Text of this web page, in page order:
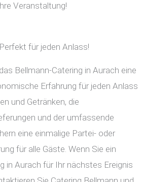
Veranstaltung!
für jeden Anlass!
Bellmann-Catering in Aurach eine
Erfahrung für jeden Anlass
und Getränken, die
und der umfassende
eine einmalige Partei- oder
für alle Gäste. Wenn Sie ein
in Aurach für Ihr nächstes Ereignis